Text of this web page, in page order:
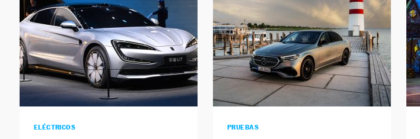
ELÉCTRICOS PRUEBAS